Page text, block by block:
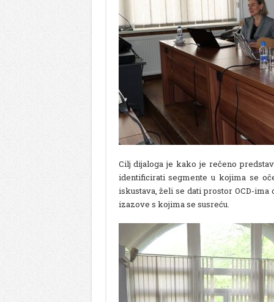
Cilj dijaloga je kako je rečeno
identificirati segmente u kojima se
iskustava, želi se dati prostor OCD-
izazove s kojima se susreću.